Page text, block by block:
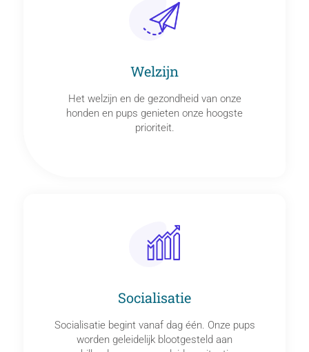
Welzijn
Het welzijn en de gezondheid van onze
honden en pups genieten onze hoogste
prioriteit.
Socialisatie
Socialisatie begint vanaf dag één. Onze pups
worden geleidelijk blootgesteld aan